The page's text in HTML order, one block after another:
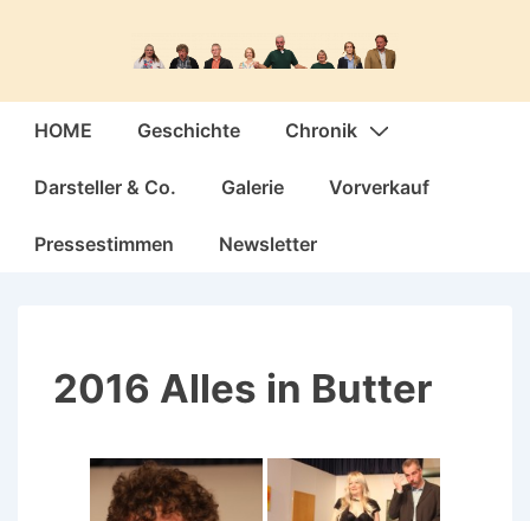
Hauptnavigation
HOME Geschichte Chronik
Darsteller & Co. Galerie Vorverkauf
Pressestimmen Newsletter
2016 Alles in Butter